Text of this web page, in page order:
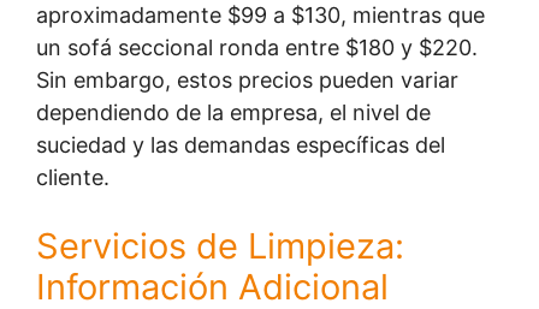
aproximadamente $99 a $130, mientras que
un sofá seccional ronda entre $180 y $220.
Sin embargo, estos precios pueden variar
dependiendo de la empresa, el nivel de
suciedad y las demandas específicas del
cliente.
Servicios de Limpieza:
Información Adicional